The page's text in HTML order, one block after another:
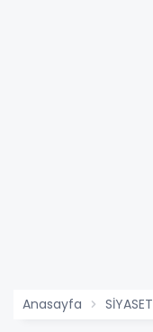
Anasayfa SİYASET